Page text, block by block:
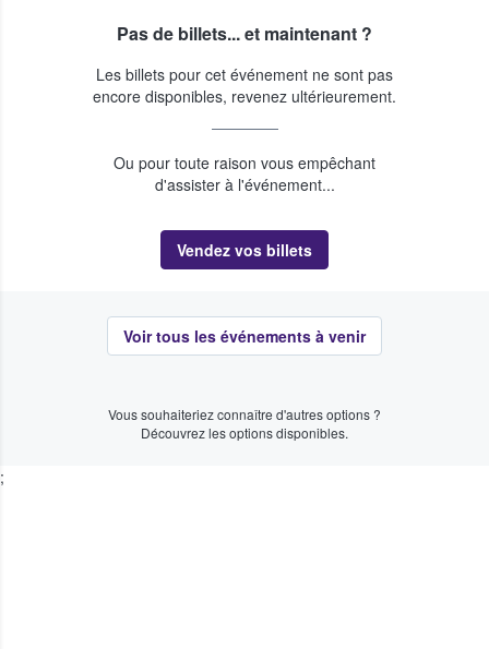
Pas de billets... et maintenant ?
Les billets pour cet événement ne sont pas
encore disponibles, revenez ultérieurement.
Ou pour toute raison vous empêchant
d'assister à l'événement...
Vendez vos billets
Voir tous les événements à venir
Vous souhaiteriez connaître d'autres options ?
Découvrez les options disponibles.
;